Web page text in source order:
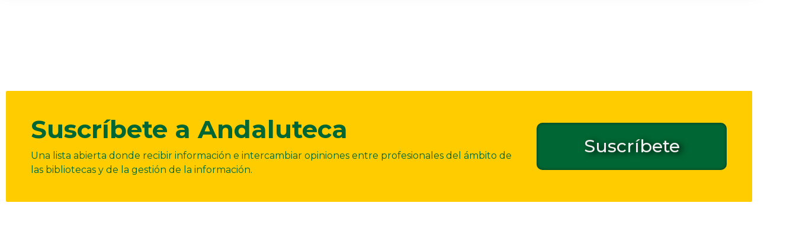
Suscríbete a Andaluteca
Una lista abierta donde recibir información e intercambiar opiniones entre profesionales del ámbito de
las bibliotecas y de la gestión de la información.
Suscríbete